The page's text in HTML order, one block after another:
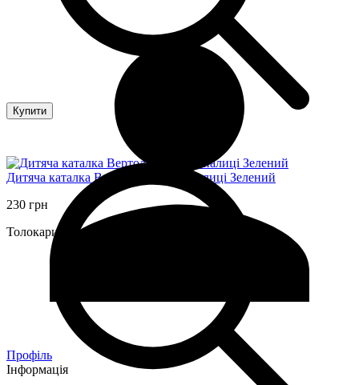
Дитяча каталка Вертоліт 0368 на палиці Зелений
230 грн
Толокари, каталки і ходунки
Купити
Профіль
Інформація